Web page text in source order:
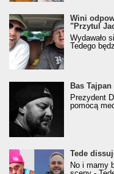
Wini
"Przytul
Wydawało
Tedego
Bas
Prezydent
pomocą
Tede
No i mamy